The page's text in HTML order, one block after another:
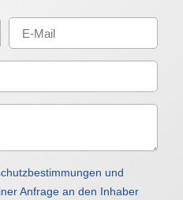
und
Anfrage an den Inhaber